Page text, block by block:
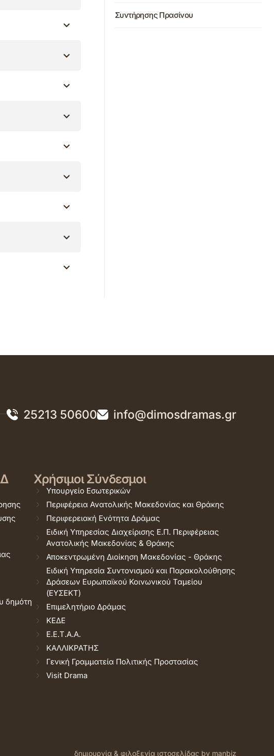
Συντήρησης Πρασίνου
25213 50600 info@dimosdramas.gr
δημότη
Χρήσιμοι Σύνδεσμοι
Υπουργείο Εσωτερικών
Περιφέρεια Ανατολικής Μακεδονίας και Θράκης
Περιφερειακή Ενότητα Δράμας
Ειδική Υπηρεσίας Διαχείρισης Ε.Π. Περιφέρειας
Ανατολικής Μακεδονίας & Θράκης
Αποκεντρωμένη Διοίκηση Μακεδονίας - Θράκης
Ειδική Υπηρεσία Συντονισμού και Παρακολούθησης
Δράσεων Ευρωπαϊκού Κοινωνικού Ταμείου
(ΕΥΣΕΚΤ)
Επιμελητήριο Δράμας
ΚΕΔΕ
Ε.Ε.Τ.Α.Α.
ΚΑΛΛΙΚΡΑΤΗΣ
Γενική Γραμματεία Πολιτικής Προστασίας
Visit Drama
δημιουργία & φιλοξενία ιστοσελίδας by manbiz